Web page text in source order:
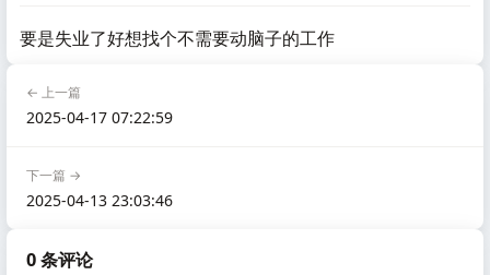
要是失业了好想找个不需要动脑子的工作
← 上一篇
2025-04-17 07:22:59
下一篇 →
2025-04-13 23:03:46
0 条评论